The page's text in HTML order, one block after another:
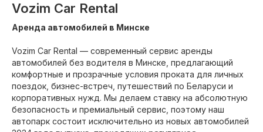
Vozim Car Rental
Аренда автомобилей в Минске
Vozim Car Rental — современный сервис аренды
автомобилей без водителя в Минске, предлагающий
комфортные и прозрачные условия проката для личных
поездок, бизнес-встреч, путешествий по Беларуси и
корпоративных нужд. Мы делаем ставку на абсолютную
безопасность и премиальный сервис, поэтому наш
автопарк состоит исключительно из новых автомобилей